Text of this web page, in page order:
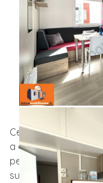
2016
Nb de
Nb de salle
Superficie :30m²
Téléchargez
Ce Mobil Home
a été pensé pour
petites parcelles,
sur un emplacement